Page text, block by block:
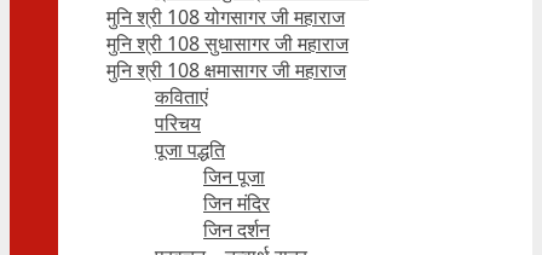
मुनि श्री 108 योगसागर जी महाराज
मुनि श्री 108 सुधासागर जी महाराज
मुनि श्री 108 क्षमासागर जी महाराज
कविताएं
परिचय
पूजा पद्धति
जिन पूजा
जिन मंदिर
जिन दर्शन